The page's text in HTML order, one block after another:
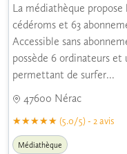
La médiathèque
cédéroms et 63
Accessible sans
possède 6 ordinateurs et
permettant de surfer...
47600 Nérac
(5.0/5) - 2 avis
Médiathèque